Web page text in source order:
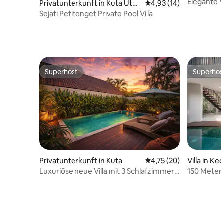
Privatunterkunft in Kuta Utar
a
Durchschnittliche
4,93 (14)
Sejati Petitenget Private Pool Villa
Superhost
Superhost
Privatunterkunft in Kuta Durchschnittliche
4,75 (20)
Luxuriöse neue Villa mit 3 Schlafzimmern
Villa in
n
150